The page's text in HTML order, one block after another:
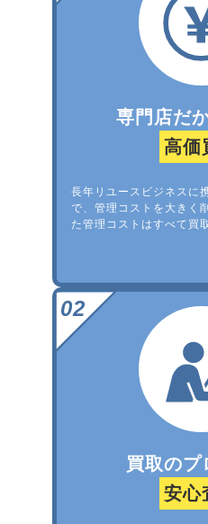
専門店だ
高価
長年リユースビジネスに
で、管理コストを大きく
た管理コストはすべて買
買取のプ
安心